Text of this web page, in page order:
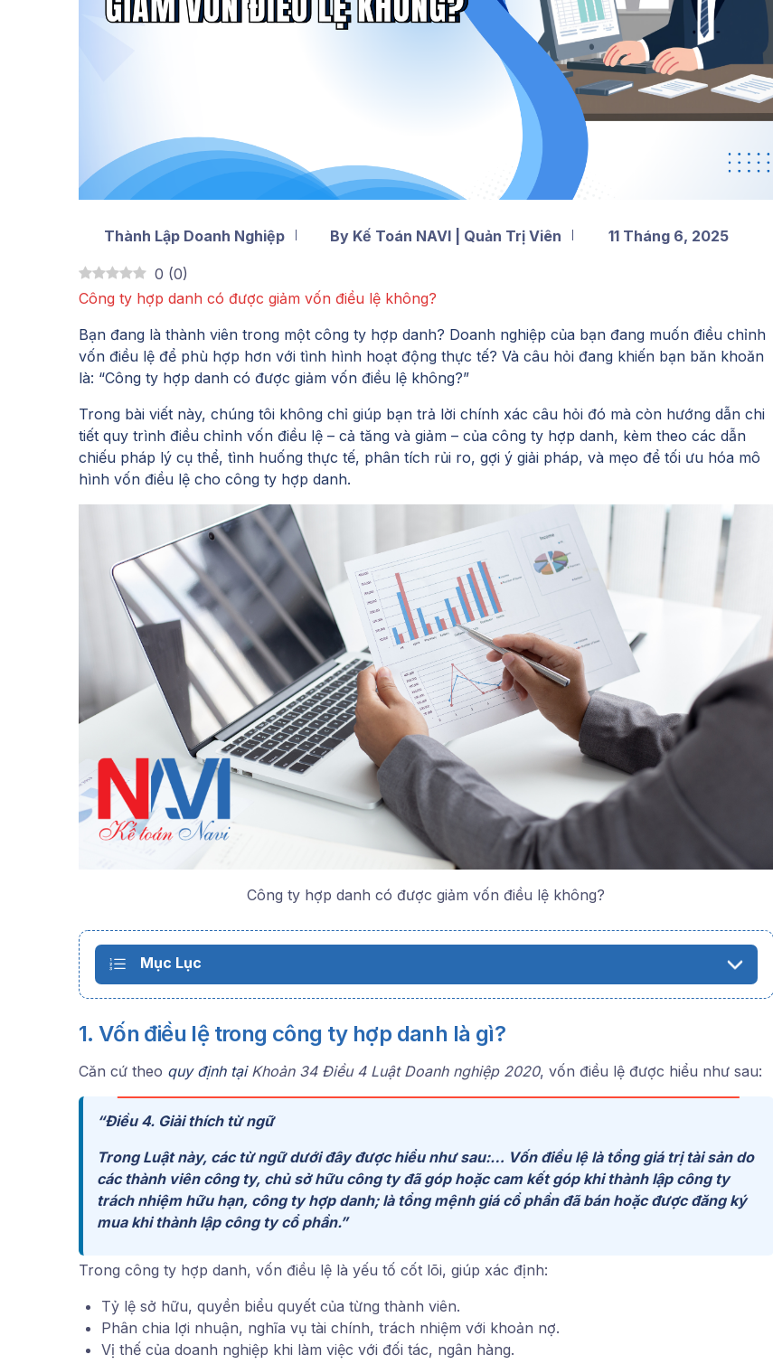
Thành Lập Doanh Nghiệp By Kế Toán NAVI | Quản Trị Viên 11 Tháng 6, 2025
0 (0)
Công ty hợp danh có được giảm vốn điều lệ không?
Bạn đang là thành viên trong một công ty hợp danh? Doanh nghiệp của bạn đang muốn điều chỉnh
vốn điều lệ để phù hợp hơn với tình hình hoạt động thực tế? Và câu hỏi đang khiến bạn băn khoăn
là: “Công ty hợp danh có được giảm vốn điều lệ không?”
Trong bài viết này, chúng tôi không chỉ giúp bạn trả lời chính xác câu hỏi đó mà còn hướng dẫn chi
tiết quy trình điều chỉnh vốn điều lệ – cả tăng và giảm – của công ty hợp danh, kèm theo các dẫn
chiếu pháp lý cụ thể, tình huống thực tế, phân tích rủi ro, gợi ý giải pháp, và mẹo để tối ưu hóa mô
hình vốn điều lệ cho công ty hợp danh.
Công ty hợp danh có được giảm vốn điều lệ không?
Mục Lục
1. Vốn điều lệ trong công ty hợp danh là gì?
Căn cứ theo quy định tạiKhoản 34 Điều 4 Luật Doanh nghiệp 2020, vốn điều lệ được hiểu như sau:
“Điều 4. Giải thích từ ngữ
Trong Luật này, các từ ngữ dưới đây được hiểu như sau:… Vốn điều lệlà tổng giá trị tài sản do
các thành viên công ty, chủ sở hữu công ty đã góp hoặc cam kết góp khi thành lập công ty
trách nhiệm hữu hạn, công ty hợp danh; là tổng mệnh giá cổ phần đã bán hoặc được đăng ký
mua khi thành lập công ty cổ phần.”
Trong công ty hợp danh, vốn điều lệ là yếu tố cốt lõi, giúp xác định:
Tỷ lệ sở hữu, quyền biểu quyết của từng thành viên.
Phân chia lợi nhuận, nghĩa vụ tài chính, trách nhiệm với khoản nợ.
Vị thế của doanh nghiệp khi làm việc với đối tác, ngân hàng.